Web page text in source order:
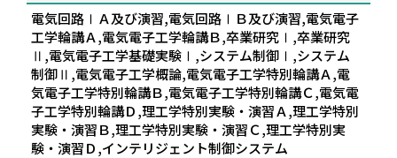
電気回路ⅠＡ及び演習,電気回路ⅠＢ及び演習,電気電子
工学輪講Ａ,電気電子工学輪講Ｂ,卒業研究Ⅰ,卒業研究
Ⅱ,電気電子工学基礎実験Ⅰ,システム制御Ⅰ,システム
制御Ⅱ,電気電子工学概論,電気電子工学特別輪講Ａ,電
気電子工学特別輪講Ｂ,電気電子工学特別輪講Ｃ,電気電
子工学特別輪講Ｄ,理工学特別実験・演習Ａ,理工学特別
実験・演習Ｂ,理工学特別実験・演習Ｃ,理工学特別実
験・演習Ｄ,インテリジェント制御システム